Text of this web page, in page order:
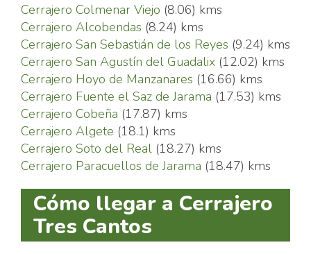
Cerrajero Colmenar Viejo (8.06) kms
Cerrajero Alcobendas (8.24) kms
Cerrajero San Sebastián de los Reyes (9.24) kms
Cerrajero San Agustín del Guadalix (12.02) kms
Cerrajero Hoyo de Manzanares (16.66) kms
Cerrajero Fuente el Saz de Jarama (17.53) kms
Cerrajero Cobeña (17.87) kms
Cerrajero Algete (18.1) kms
Cerrajero Soto del Real (18.27) kms
Cerrajero Paracuellos de Jarama (18.47) kms
Cómo llegar a Cerrajero
Tres Cantos